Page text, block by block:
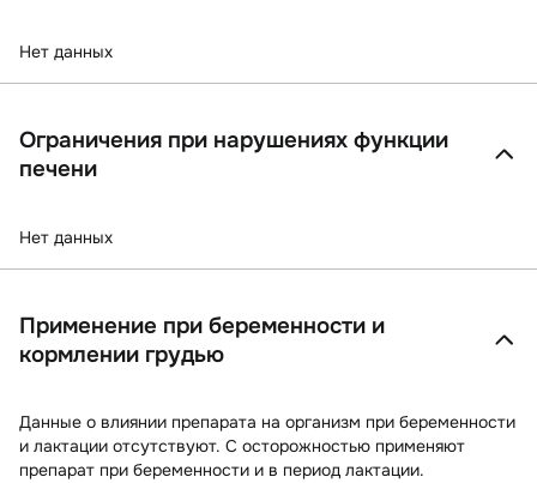
Нет данных
Ограничения при нарушениях функции
печени
Нет данных
Применение при беременности и
кормлении грудью
Данные о влиянии препарата на организм при беременности
и лактации отсутствуют. С осторожностью применяют
препарат при беременности и в период лактации.